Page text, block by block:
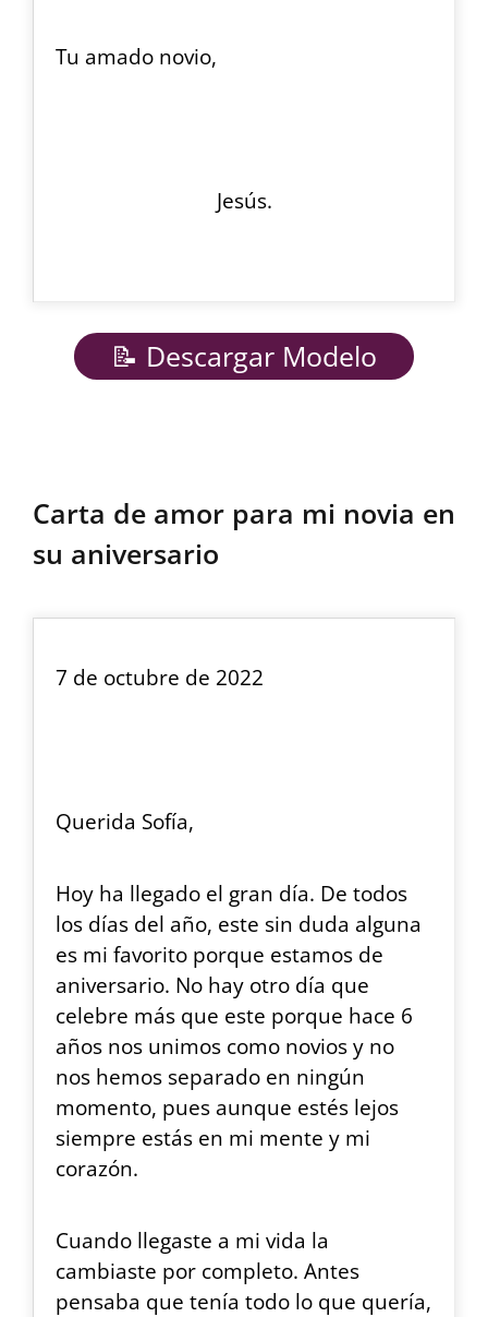
Tu amado novio,
Jesús.
📝 Descargar Modelo
Carta de amor para mi novia en
su aniversario
7 de octubre de 2022
Querida Sofía,
Hoy ha llegado el gran día. De todos
los días del año, este sin duda alguna
es mi favorito porque estamos de
aniversario. No hay otro día que
celebre más que este porque hace 6
años nos unimos como novios y no
nos hemos separado en ningún
momento, pues aunque estés lejos
siempre estás en mi mente y mi
corazón.
Cuando llegaste a mi vida la
cambiaste por completo. Antes
pensaba que tenía todo lo que quería,